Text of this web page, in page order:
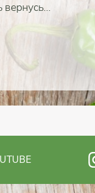
вернусь...